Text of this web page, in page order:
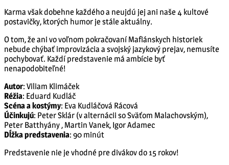
Karma však dobehne každého a neujdú jej ani naše 4 kultové
postavičky, ktorých humor je stále aktuálny.
O tom, že ani vo voľnom pokračovaní Mafiánskych historiek
nebude chýbať improvizácia a svojský jazykový prejav, nemusíte
pochybovať. Každí predstavenie má ambície byť
nenapodobiteľné!
Autor: Viliam Klimáček
Réžia: Eduard Kudláč
Scénaa kostýmy: Eva Kudláčová Rácová
Účinkujú: Peter Sklár (v alternácii so Sväťom Malachovským),
Peter Batthyány , Martin Vanek, Igor Adamec
Dĺžkapredstavenia: 90 minút
Predstavenie nie je vhodné pre divákov do 15 rokov!